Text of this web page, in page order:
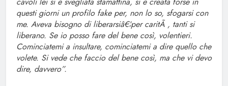
questi giorni un profilo fake per, non lo so, sfogarsi con
me. Aveva bisogno di liberarsiâ€¦per caritÃ , tanti si
liberano. Se io posso fare del bene così, volentieri.
Cominciatemi a insultare, cominciatemi a dire quello che
volete. Si vede che faccio del bene così, ma che vi devo
dire, davvero”.